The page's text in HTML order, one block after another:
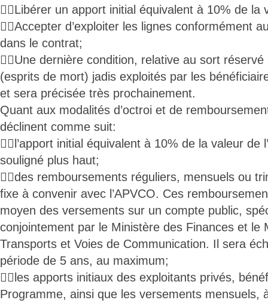
Libérer un apport initial équivalent à 10% de la
Accepter d’exploiter les lignes conformément
dans le contrat;
Une dernière condition, relative au sort réservé
(esprits de mort) jadis exploités par les
et sera précisée très prochainement.
Quant aux modalités d’octroi et de
déclinent comme suit:
l’apport initial équivalent à 10% de la valeur de
souligné plus haut;
des remboursements réguliers, mensuels ou
fixe à convenir avec l’APVCO. Ces
moyen des versements sur un compte public,
conjointement par le Ministère des Finances et le
Transports et Voies de Communication. Il sera
période de 5 ans, au maximum;
les apports initiaux des exploitants privés,
Programme, ainsi que les versements mensuels,